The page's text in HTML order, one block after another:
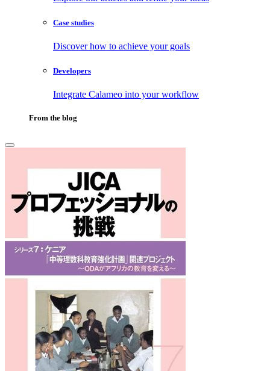
Case studies
Discover how to achieve your goals
Developers
Integrate Calameo into your workflow
From the blog